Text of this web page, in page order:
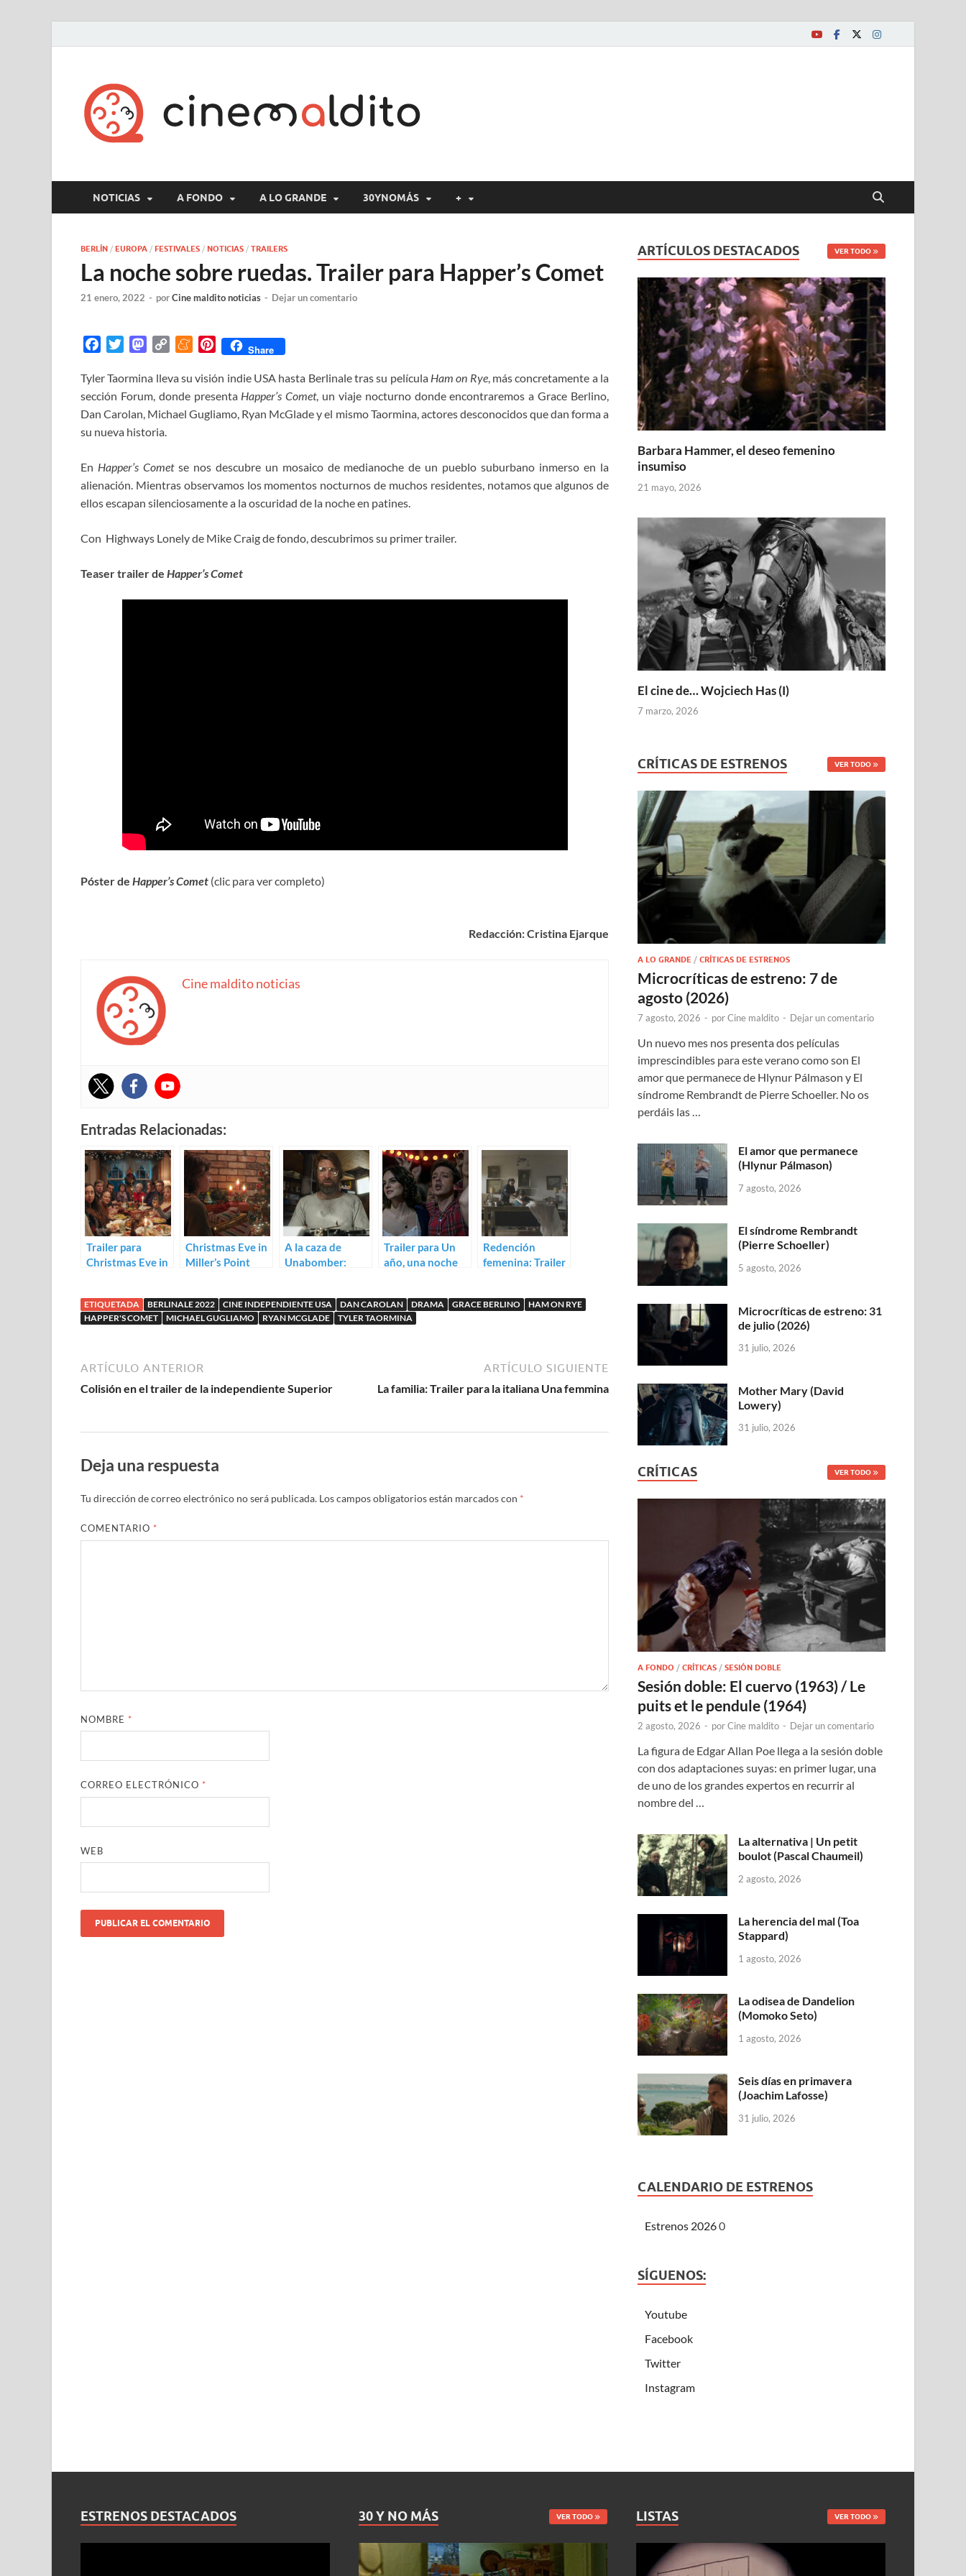
NOTICIAS A FONDO A LO GRANDE 30YNOMÁS +
BERLÍN / EUROPA / FESTIVALES / NOTICIAS / TRAILERS
La noche sobre ruedas. Trailer para Happer’s Comet
21 enero, 2022 - porCine maldito noticias - Dejar un comentario
c
e
b
o
k
i
t
t
e
M
s
t
o
d
n
p
y
L
k
M
n
e
a
P
n
t
e
s
t
Share
Tyler Taormina lleva su visión indie USA hasta Berlinale tras su película Ham on Rye, más concretamente a la
sección Forum, donde presenta Happer’s Comet, un viaje nocturno donde encontraremos a Grace Berlino,
Dan Carolan, Michael Gugliamo, Ryan McGlade y el mismo Taormina, actores desconocidos que dan forma a
su nueva historia.
En Happer’s Comet se nos descubre un mosaico de medianoche de un pueblo suburbano inmerso en la
alienación. Mientras observamos los momentos nocturnos de muchos residentes, notamos que algunos de
ellos escapan silenciosamente a la oscuridad de la noche en patines.
Con Highways Lonely de Mike Craig de fondo, descubrimos su primer trailer.
Teaser trailer de Happer’s Comet
Póster de Happer’s Comet (clic para ver completo)
Redacción: Cristina Ejarque
Cine maldito noticias
Entradas Relacionadas:
Trailer para
Christmas Eve in
Christmas Eve in
Miller’s Point
A la caza de
Unabomber:
Trailer para Un
año, una noche
Redención
femenina: Trailer
ETIQUETADA BERLINALE 2022 CINE INDEPENDIENTE USA DAN CAROLAN DRAMA GRACE BERLINO
HAM ON RYE
HAPPER'S COMET
MICHAEL GUGLIAMO RYAN MCGLADE TYLER TAORMINA
ARTÍCULO ANTERIOR
Colisión en el trailer de la independiente Superior
ARTÍCULO SIGUIENTE
La familia: Trailer para la italiana Una femmina
Deja una respuesta
Tu dirección de correo electrónico no será publicada. Los campos obligatorios están marcados con *
COMENTARIO *
NOMBRE *
CORREO ELECTRÓNICO *
WEB
ARTÍCULOS DESTACADOS VER TODO
Barbara Hammer, el deseo femenino
insumiso
21 mayo, 2026
El cine de… Wojciech Has (I)
7 marzo, 2026
CRÍTICAS DE ESTRENOS VER TODO
A LO GRANDE /CRÍTICAS DE ESTRENOS
Microcríticas de estreno: 7 de
agosto (2026)
7 agosto, 2026 - porCine maldito - Dejar un comentario
Un nuevo mes nos presenta dos películas
imprescindibles para este verano como son El
amor que permanece de Hlynur Pálmason y El
síndrome Rembrandt de Pierre Schoeller. No os
perdáis las …
El amor que permanece
(Hlynur Pálmason)
7 agosto, 2026
El síndrome Rembrandt
(Pierre Schoeller)
5 agosto, 2026
Microcríticas de estreno: 31
de julio (2026)
31 julio, 2026
Mother Mary (David
Lowery)
31 julio, 2026
CRÍTICAS VER TODO
A FONDO /CRÍTICAS /SESIÓN DOBLE
Sesión doble: El cuervo (1963) / Le
puits et le pendule (1964)
2 agosto, 2026 - porCine maldito - Dejar un comentario
La figura de Edgar Allan Poe llega a la sesión doble
con dos adaptaciones suyas: en primer lugar, una
de uno de los grandes expertos en recurrir al
nombre del …
La alternativa | Un petit
boulot (Pascal Chaumeil)
2 agosto, 2026
La herencia del mal (Toa
Stappard)
1 agosto, 2026
La odisea de Dandelion
(Momoko Seto)
1 agosto, 2026
Seis días en primavera
(Joachim Lafosse)
31 julio, 2026
CALENDARIO DE ESTRENOS
Estrenos 20260
SÍGUENOS:
Youtube
Facebook
Twitter
Instagram
ESTRENOS DESTACADOS 30 Y NO MÁS VER TODO LISTAS VER TODO